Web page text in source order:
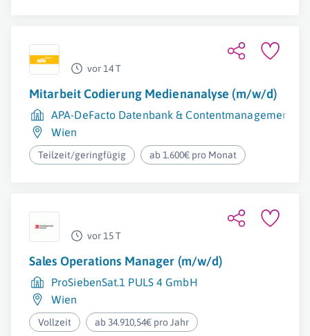
vor 14 T
Mitarbeit Codierung Medienanalyse (m/w/d)
APA-DeFacto Datenbank & Contentmanagement
Wien
Teilzeit/geringfügig ab 1.600€ pro Monat
vor 15 T
Sales Operations Manager (m/w/d)
ProSiebenSat.1 PULS 4 GmbH
Wien
Vollzeit ab 34.910,54€ pro Jahr